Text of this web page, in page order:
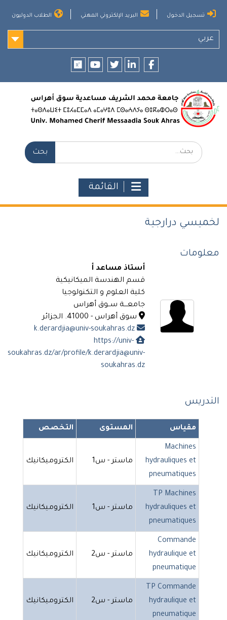
تسجيل الدخول البريد الإلكتروني المهني الطلاب الدوليون
عربي
بحث:
القائمة
لخميسي درارجية
معلومات
أستاذ مساعد أ
قسم الهندسة الميكانيكية
كلية العلوم و التكنولوجيا
جامعـــة ســوق أهراس
سوق أهراس - 41000. الجزائر
https://univ-
soukahras.dz/ar/profile/k.derardjia@univ-
soukahras.dz
التدريس
مقياس المستوى التخصص
Machines
hydrauliques et
pneumatiques
ماستر - س1 الكتروميكانيك
TP Machines
hydrauliques et
pneumatiques
ماستر - س1 الكتروميكانيك
Commande
hydraulique et
pneumatique
ماستر - س2 الكتروميكانيك
TP Commande
hydraulique et
pneumatique
ماستر - س2 الكتروميكانيك